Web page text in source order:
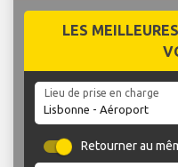
LES
Lieu de prise en charge
Retourner au